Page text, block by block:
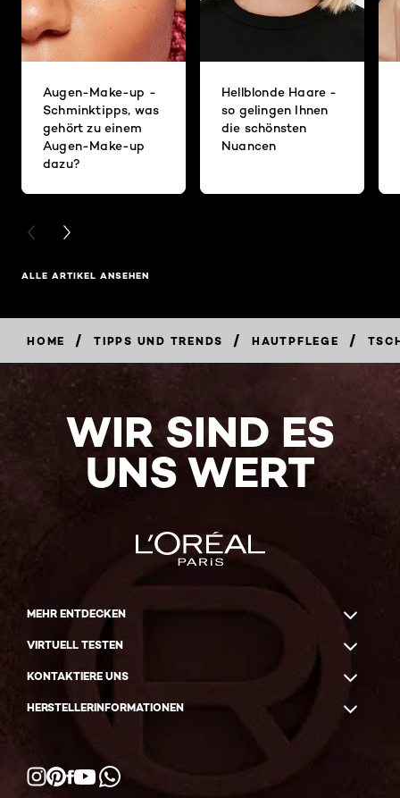
Augen-Make-up -
Schminktipps, was
gehört zu einem
Augen-Make-up
dazu?
Hellblonde Haare -
so gelingen Ihnen
die schönsten
Nuancen
PREVIOUS CARD
NEXT CARD
ALLE ARTIKEL ANSEHEN
HOME / TIPPS UND TRENDS / HAUTPFLEGE /
WIR SIND ES
UNS WERT
MEHR ENTDECKEN
VIRTUELL TESTEN
KONTAKTIERE UNS
HERSTELLERINFORMATIONEN
Facebook
YouTube